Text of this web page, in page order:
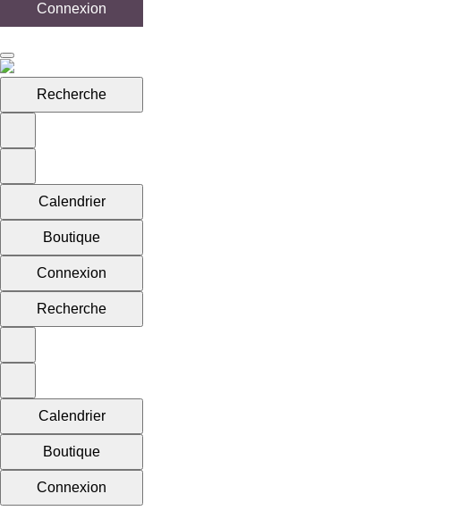
Connexion
Recherche
Calendrier
Boutique
Connexion
Recherche
Calendrier
Boutique
Connexion